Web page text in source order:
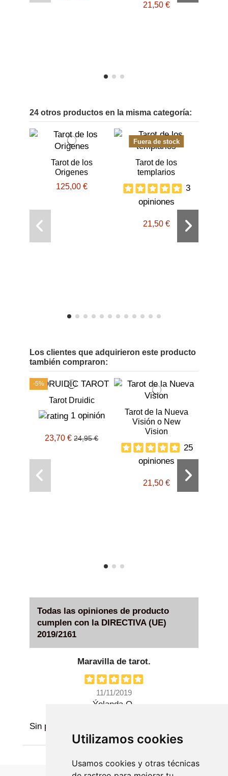
Utilizamos cookies
Usamos cookies y otras técnicas
21,50 €
24 otros productos en la misma categoría:
Tarot de los
Origenes
125,00 €
Fuera de stock
Tarot de los
templarios
3
opiniones
21,50 €
Los clientes que adquirieron este producto
también compraron:
-5%
Tarot Druidic
1 opinión
23,70 €24,95 €
Tarot de la Nueva
Visión o New
Vision
25
opiniones
21,50 €
Todas las opiniones de producto
cumplen con la DIRECTIVA (UE)
2019/2161
Maravilla de tarot.
11/11/2019
Ýolanda O.
Sin palabras, precioso tarot.